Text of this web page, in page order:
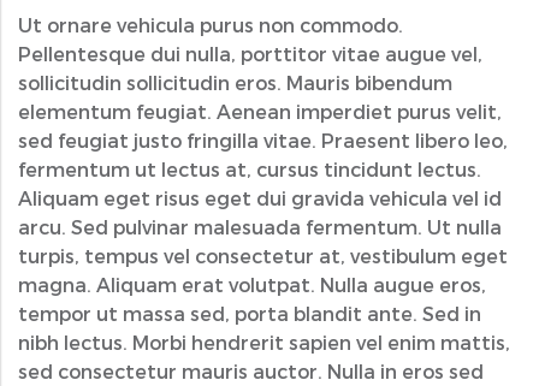
Ut ornare vehicula purus non commodo.
Pellentesque dui nulla, porttitor vitae augue vel,
sollicitudin sollicitudin eros. Mauris bibendum
elementum feugiat. Aenean imperdiet purus velit,
sed feugiat justo fringilla vitae. Praesent libero leo,
fermentum ut lectus at, cursus tincidunt lectus.
Aliquam eget risus eget dui gravida vehicula vel id
arcu. Sed pulvinar malesuada fermentum. Ut nulla
turpis, tempus vel consectetur at, vestibulum eget
magna. Aliquam erat volutpat. Nulla augue eros,
tempor ut massa sed, porta blandit ante. Sed in
nibh lectus. Morbi hendrerit sapien vel enim mattis,
sed consectetur mauris auctor. Nulla in eros sed